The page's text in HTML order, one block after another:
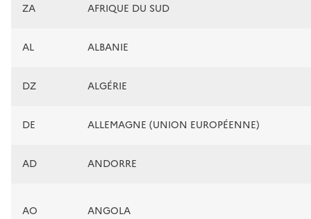
ZA AFRIQUE DU SUD
AL ALBANIE
DZ ALGÉRIE
DE ALLEMAGNE (UNION EUROPÉENNE)
AD ANDORRE
AO ANGOLA